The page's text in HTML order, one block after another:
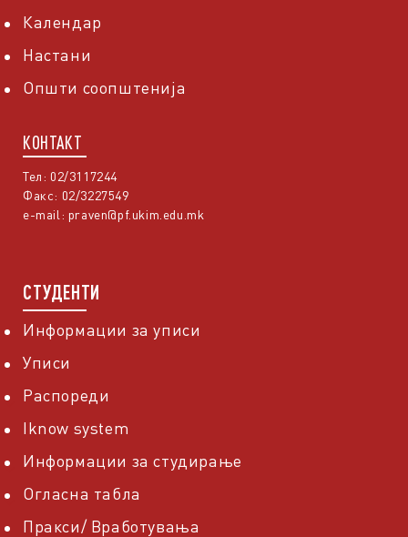
Календар
Настани
Општи соопштенија
КОНТАКТ
Тел: 02/3117244
Факс: 02/3227549
e-mail: praven@pf.ukim.edu.mk
СТУДЕНТИ
Информации за уписи
Уписи
Распореди
Iknow system
Информации за студирање
Огласна табла
Пракси/ Вработувања